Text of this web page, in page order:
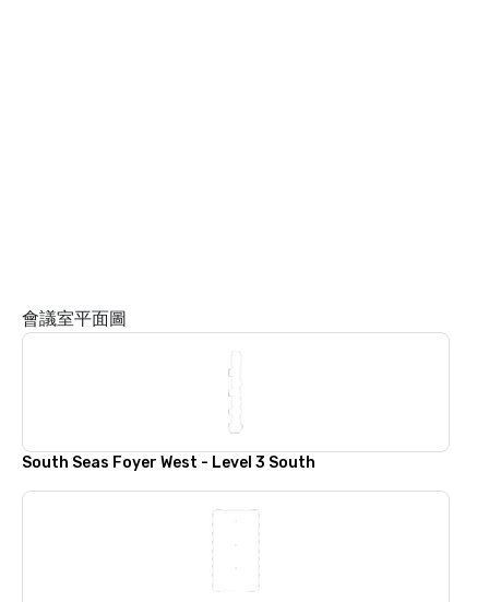
會議室平面圖
South Seas Foyer West - Level 3 South